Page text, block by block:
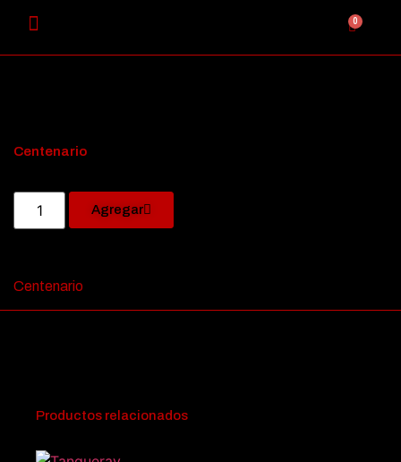
0
Centenario
Agregar
Centenario
Productos relacionados